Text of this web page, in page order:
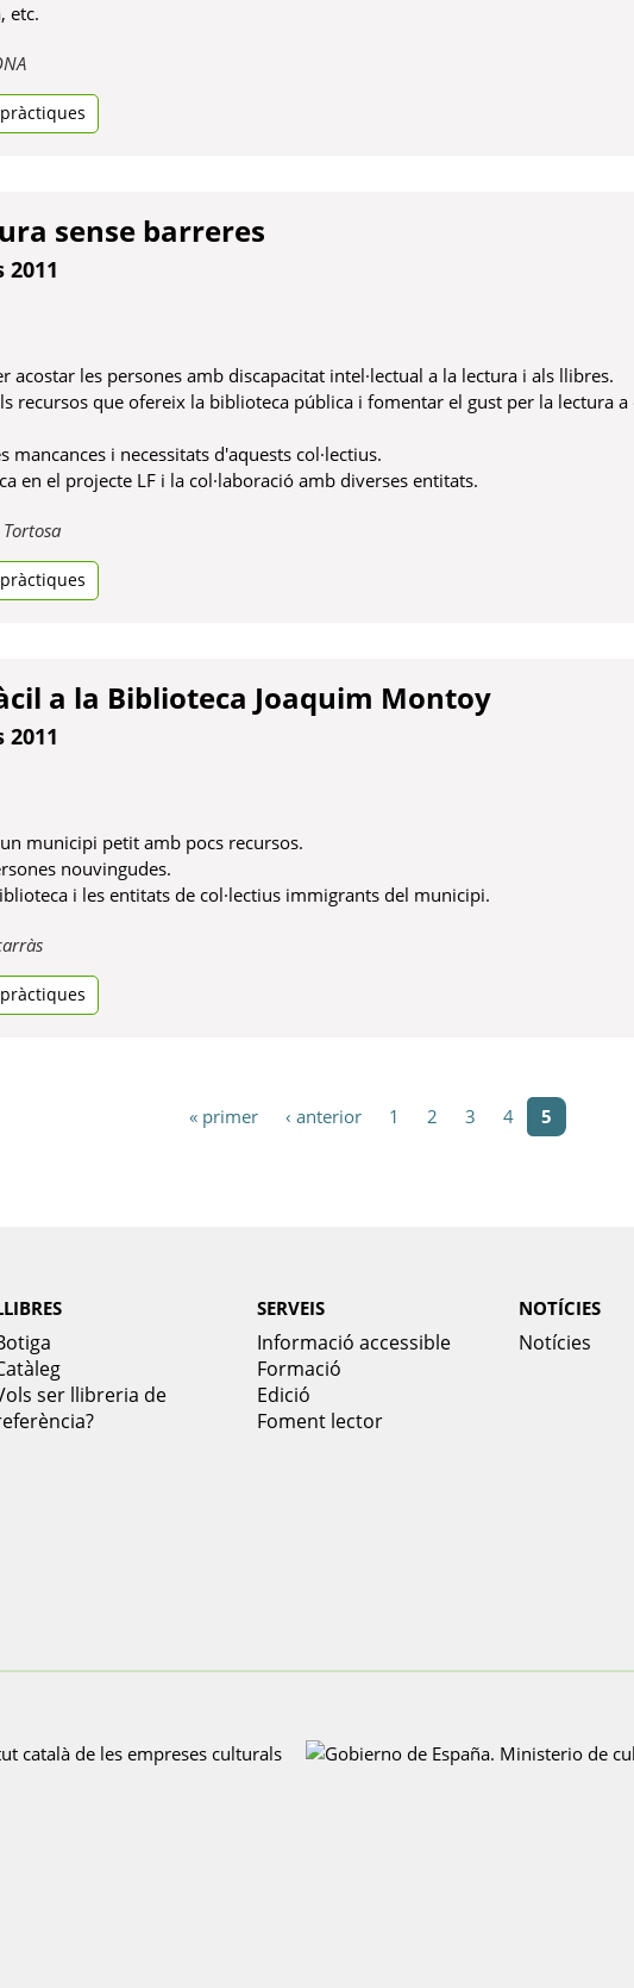
etc.
Obre
en
una
pestanya
sense barreres
acostar les persones amb discapacitat intel·lectual a la lectura i als llibres.
recursos que ofereix la biblioteca pública i fomentar el gust per la lectura a
mancances i necessitats d'aquests col·lectius.
en el projecte LF i la col·laboració amb diverses entitats.
Obre
en
una
pestanya
a la Biblioteca Joaquim Montoy
municipi petit amb pocs recursos.
nouvingudes.
i les entitats de col·lectius immigrants del municipi.
Obre
en
una
pestanya
« primer ‹ anterior 1 2 3 4 5
ser llibreria de
SERVEIS
Informació accessible
Formació
Edició
Foment lector
NOTÍCIES
Notícies